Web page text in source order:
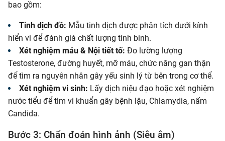
bao gồm:
Tinh dịch đồ: Mẫu tinh dịch được phân tích dưới kính
hiển vi để đánh giá chất lượng tinh binh.
Xét nghiệm máu & Nội tiết tố: Đo lường lượng
Testosterone, đường huyết, mỡ máu, chức năng gan thận
để tìm ra nguyên nhân gây yếu sinh lý từ bên trong cơ thể.
Xét nghiệm vi sinh: Lấy dịch niệu đạo hoặc xét nghiệm
nước tiểu để tìm vi khuẩn gây bệnh lậu, Chlamydia, nấm
Candida.
Bước 3: Chẩn đoán hình ảnh (Siêu âm)